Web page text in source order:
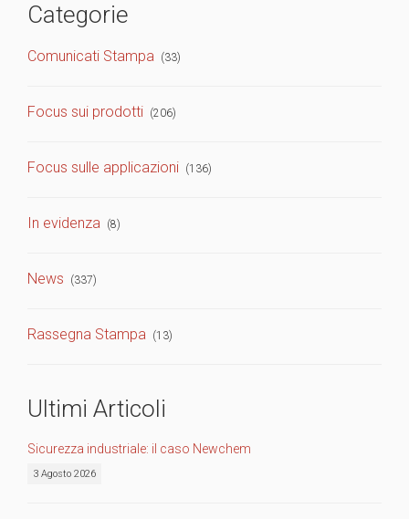
Categorie
Comunicati Stampa (33)
Focus sui prodotti (206)
Focus sulle applicazioni (136)
In evidenza (8)
News (337)
Rassegna Stampa (13)
Ultimi Articoli
Sicurezza industriale: il caso Newchem
3 Agosto 2026